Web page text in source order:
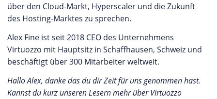
über den Cloud-Markt, Hyperscaler und die Zukunft
des Hosting-Marktes zu sprechen.
Alex Fine ist seit 2018 CEO des Unternehmens
Virtuozzo mit Hauptsitz in Schaffhausen, Schweiz und
beschäftigt über 300 Mitarbeiter weltweit.
Hallo Alex, danke das du dir Zeit für uns genommen hast.
Kannst du kurz unseren Lesern mehr über Virtuozzo